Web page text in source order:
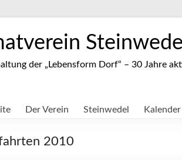
der „Lebensform Dorf“ – 30 Jahre
Der Verein Steinwedel Kalender
2010